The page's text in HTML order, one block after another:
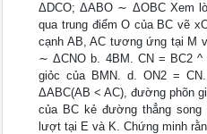
ΔDCO; ΔABO ∼ ΔOBC Xem
qua trung điểm O của BC vẽ
cạnh AB, AC tương ứng tại M
∼ ΔCNO b. 4BM. CN = BC2
giỏc của BMN. d. ON2 =
ΔABC(AB < AC), đường phõn
của BC kẻ đường thẳng
lượt tại E và K. Chứng minh